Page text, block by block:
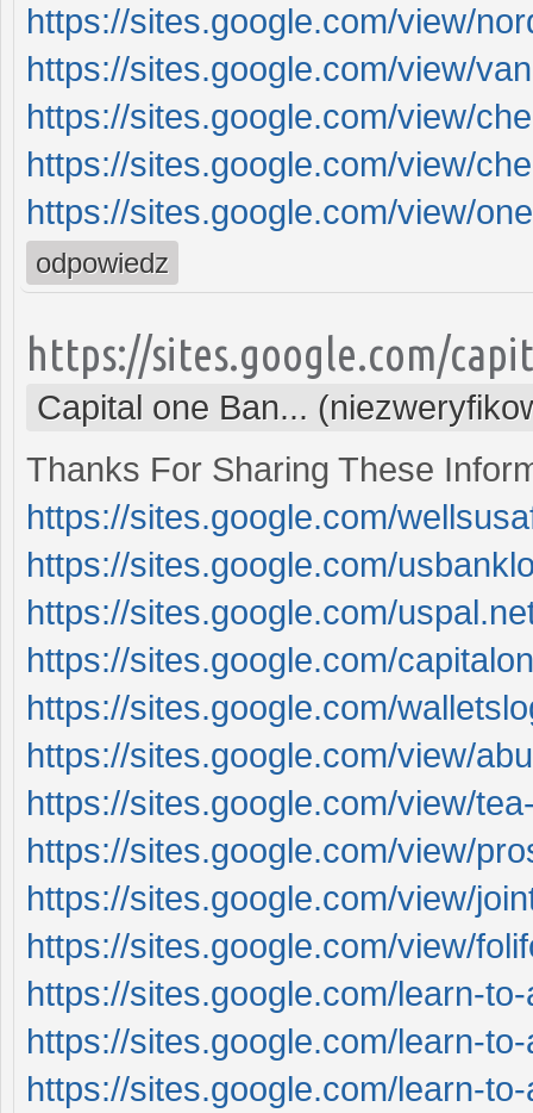
https://sites.google.com/view/
https://sites.google.com/view/
https://sites.google.com/view/
https://sites.google.com/view/
https://sites.google.com/view/
odpowiedz
https://sites.google.com/
Capital one Ban...
Thanks For Sharing These
https://sites.google.com/
https://sites.google.com/
https://sites.google.com/
https://sites.google.com/
https://sites.google.com/
https://sites.google.com/view/
https://sites.google.com/view/
https://sites.google.com/view/
https://sites.google.com/view/
https://sites.google.com/view/
https://sites.google.com/learn-
https://sites.google.com/learn-
https://sites.google.com/learn-